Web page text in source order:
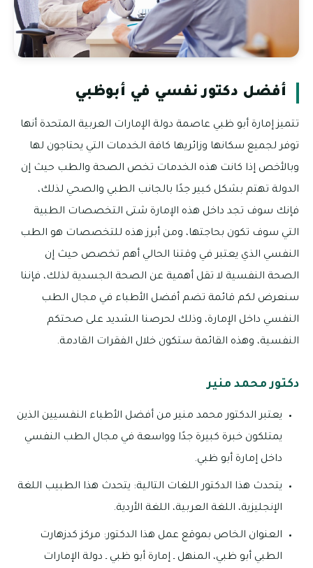
أفضل دكتور نفسي في أبوظبي
تتميز إمارة أبو ظبي عاصمة دولة الإمارات العربية المتحدة أنها
توفر لجميع سكانها وزائريها كافة الخدمات التي يحتاجون لها
وبالأخص إذا كانت هذه الخدمات تخص الصحة والطب حيث إن
الدولة تهتم بشكل كبير جدًا بالجانب الطبي والصحي لذلك،
فإنك سوف تجد داخل هذه الإمارة شتى التخصصات الطبية
التي سوف تكون بحاجتها، ومن أبرز هذه للتخصصات هو الطب
النفسي الذي يعتبر في وقتنا الحالي أهم تخصص حيث إن
الصحة النفسية لا تقل أهمية عن الصحة الجسدية لذلك، فإننا
سنعرض لكم قائمة تضم أفضل الأطباء في مجال الطب
النفسي داخل الإمارة، وذلك لحرصنا الشديد على صحتكم
النفسية، وهذه القائمة ستكون خلال الفقرات القادمة.
دكتور محمد منير
يعتبر الدكتور محمد منير من أفضل الأطباء النفسيين الذين
يمتلكون خبرة كبيرة جدًا وواسعة في مجال الطب النفسي
داخل إمارة أبو ظبي.
يتحدث هذا الدكتور اللغات التالية: يتحدث هذا الطبيب اللغة
الإنجليزية، اللغة العربية، اللغة الأردية.
العنوان الخاص بموقع عمل هذا الدكتور: مركز كدزهارت
الطبي أبو ظبي، المنهل ـ إمارة أبو ظبي ـ دولة الإمارات